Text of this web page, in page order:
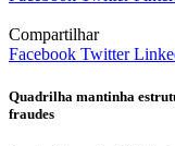
Compartilhar
Facebook Twitter
Quadrilha mantinha
fraudes